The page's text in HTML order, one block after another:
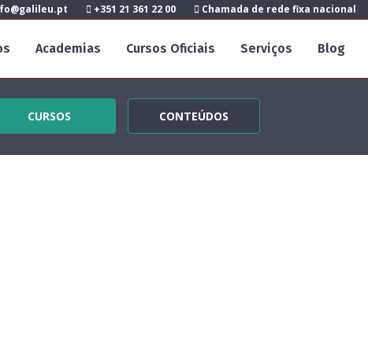
+351 21 361 22 00 Chamada de rede fixa nacional
Academias Cursos Oficiais Serviços Blog
CURSOS CONTEÚDOS